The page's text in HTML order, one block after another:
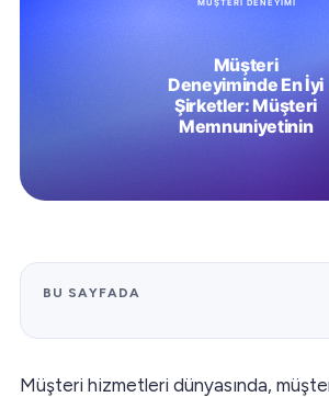
BU SAYFADA
Müşteri hizmetleri dünyasında,